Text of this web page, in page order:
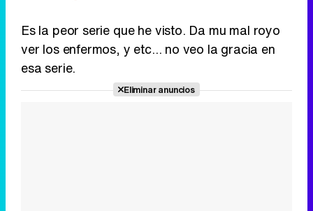
Es la peor serie que he visto. Da mu mal royo
ver los enfermos, y etc... no veo la gracia en
esa serie.
Eliminar anuncios